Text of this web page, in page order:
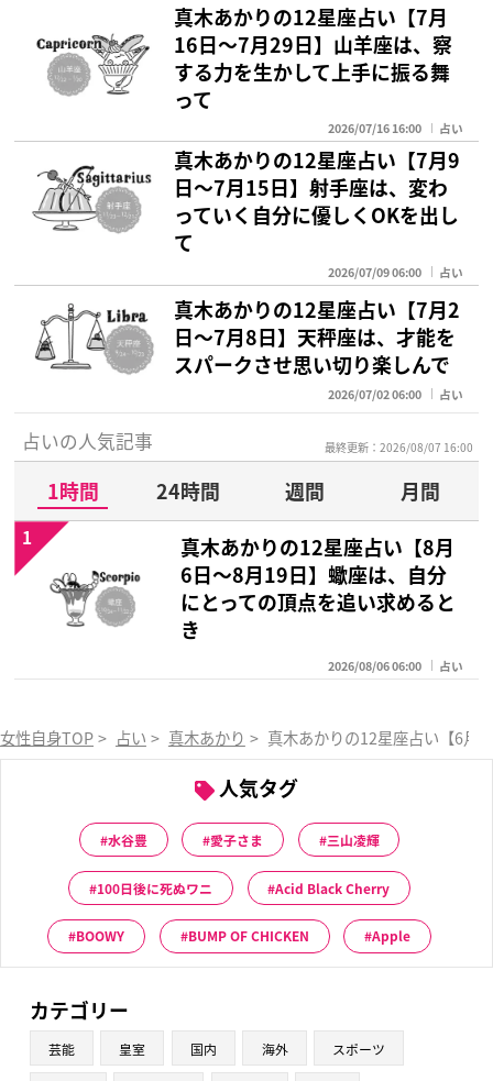
真木あかりの12星座占い【7月
16日～7月29日】山羊座は、察
する力を生かして上手に振る舞
って
2026/07/16 16:00 占い
真木あかりの12星座占い【7月9
日〜7月15日】射手座は、変わ
っていく自分に優しくOKを出し
て
2026/07/09 06:00 占い
真木あかりの12星座占い【7月2
日〜7月8日】天秤座は、才能を
スパークさせ思い切り楽しんで
2026/07/02 06:00 占い
占いの人気記事 最終更新：2026/08/07 16:00
1時間 24時間 週間
月間
真木あかりの12星座占い【8月
6日～8月19日】蠍座は、自分
にとっての頂点を追い求めると
き
2026/08/06 06:00 占い
1
女性自身TOP > 占い > 真木あかり > 真木あかりの12星座占い【6月
人気タグ
水谷豊 愛子さま 三山凌輝
100日後に死ぬワニ Acid Black Cherry
BOOWY BUMP OF CHICKEN Apple
カテゴリー
芸能 皇室 国内 海外 スポーツ